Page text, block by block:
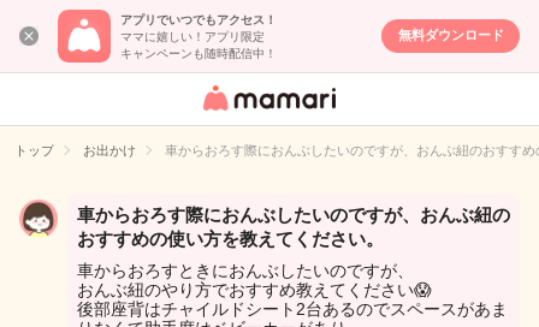
アプリでいつでもアクセス！
ママに嬉しい！アプリ限定
キャンペーンも随時配信中！
無料ダウンロード
女性専用匿名QA
イト
トップ お出かけ 車からおろす際におんぶしたいのですが、おんぶ紐のおすす
車からおろす際におんぶしたいのですが、おんぶ紐の
おすすめの使い方を教えてください。
車からおろすときにおんぶしたいのですが、
おんぶ紐のやり方でおすすめ教えてください😱
後部座背はチャイルドシート2台あるのでスペースがあま